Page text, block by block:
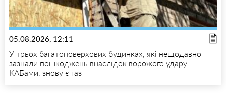
05.08.2026, 12:11
У трьох багатоповерхових будинках, які нещодавно
зазнали пошкоджень внаслідок ворожого удару
КАБами, знову є газ